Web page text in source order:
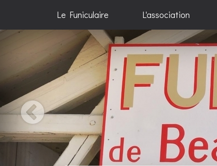
Le Funiculaire L'association